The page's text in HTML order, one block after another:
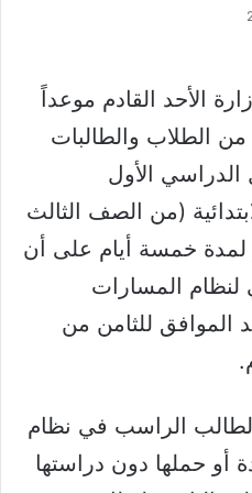
الأحد القادم موعداً
من الطلاب والطالبات
الأول
(من الصف الثالث
خمسة أيام على أن
لنظام المسارات
الموافق للثامن من
الراسب في نظام
أو حملها دون دراستها